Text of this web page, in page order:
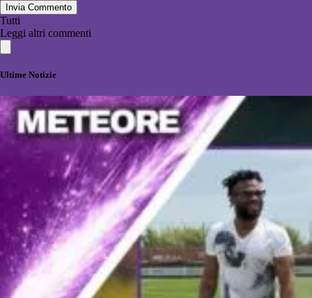
Invia Commento
Tutti
Leggi altri commenti
Ultime Notizie